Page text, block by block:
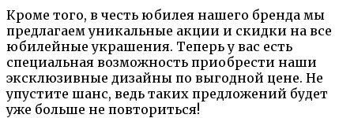
Кроме того, в честь юбилея нашего бренда мы
предлагаем уникальные акции и скидки на все
юбилейные украшения. Теперь у вас есть
специальная возможность приобрести наши
эксклюзивные дизайны по выгодной цене. Не
упустите шанс, ведь таких предложений будет
уже больше не повториться!